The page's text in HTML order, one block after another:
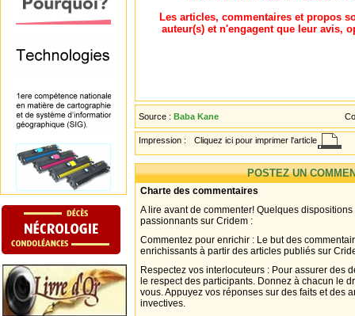
Les articles, commentaires et propos
auteur(s) et n'engagent que leur avis,
Source : Baba Kane
Impression : Cliquez ici pour imprimer l'article
POSTEZ UN
Charte des commentaires
A lire avant de commenter! Quelques
passionnants sur Cridem :
Commentez pour enrichir : Le but des
enrichissants à partir des articles publiés sur
Respectez vos interlocuteurs : Pour assurer des
le respect des participants. Donnez à chacun le
vous. Appuyez vos réponses sur des faits et des
invectives.